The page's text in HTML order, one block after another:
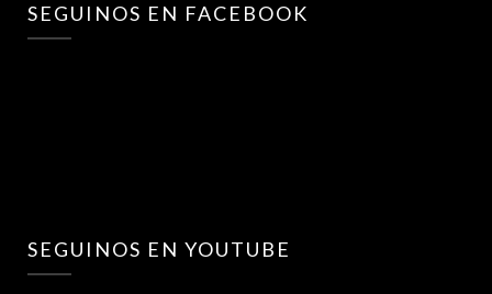
SEGUINOS EN FACEBOOK
SEGUINOS EN YOUTUBE